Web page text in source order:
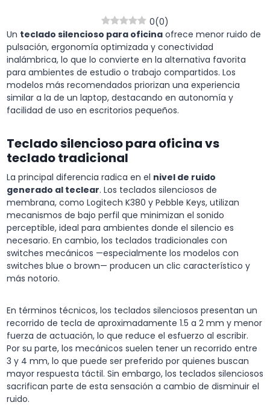
0(0)
Un teclado silencioso para oficina ofrece menor ruido de
pulsación, ergonomía optimizada y conectividad
inalámbrica, lo que lo convierte en la alternativa favorita
para ambientes de estudio o trabajo compartidos. Los
modelos más recomendados priorizan una experiencia
similar a la de un laptop, destacando en autonomía y
facilidad de uso en escritorios pequeños.
Teclado silencioso para oficina vs
teclado tradicional
La principal diferencia radica en el nivel de ruido
generado al teclear. Los teclados silenciosos de
membrana, como Logitech K380 y Pebble Keys, utilizan
mecanismos de bajo perfil que minimizan el sonido
perceptible, ideal para ambientes donde el silencio es
necesario. En cambio, los teclados tradicionales con
switches mecánicos —especialmente los modelos con
switches blue o brown— producen un clic característico y
más notorio.
En términos técnicos, los teclados silenciosos presentan un
recorrido de tecla de aproximadamente 1.5 a 2 mm y menor
fuerza de actuación, lo que reduce el esfuerzo al escribir.
Por su parte, los mecánicos suelen tener un recorrido entre
3 y 4 mm, lo que puede ser preferido por quienes buscan
mayor respuesta táctil. Sin embargo, los teclados silenciosos
sacrifican parte de esta sensación a cambio de disminuir el
ruido.